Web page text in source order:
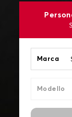
Marca
Modello